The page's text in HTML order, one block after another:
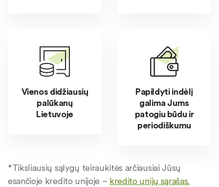
Vienos didžiausių
palūkanų
Lietuvoje
Papildyti indėlį
galima Jums
patogiu būdu ir
periodiškumu
*Tiksliausių sąlygų teiraukitės arčiausiai Jūsų
esančioje kredito unijoje – kredito unijų sąrašas.